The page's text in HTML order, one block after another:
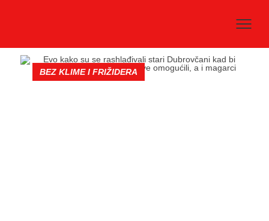
BEZ KLIME I FRIŽIDERA